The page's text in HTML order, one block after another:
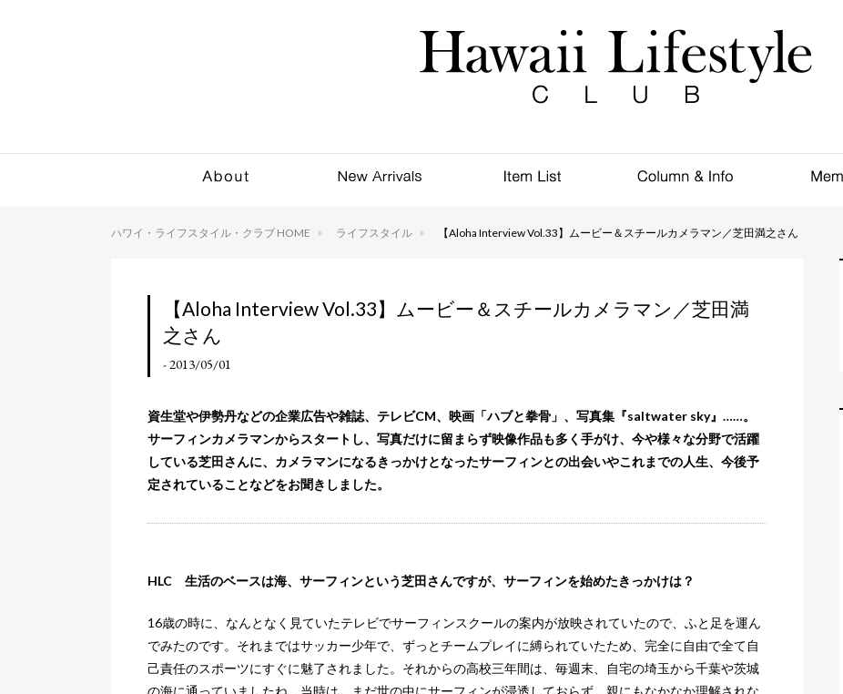
ハワイ・ライフスタイル・クラブ HOME ライフスタイル 【Aloha Interview Vol.33】ムービー＆スチールカメラマン／芝田満之さん
【Aloha Interview Vol.33】ムービー＆スチールカメラマン／芝田満
之さん
- 2013/05/01
資生堂や伊勢丹などの企業広告や雑誌、テレビCM、映画「ハブと拳骨」、写真集『saltwater sky』……。
サーフィンカメラマンからスタートし、写真だけに留まらず映像作品も多く手がけ、今や様々な分野で活躍
している芝田さんに、カメラマンになるきっかけとなったサーフィンとの出会いやこれまでの人生、今後予
定されていることなどをお聞きしました。
HLC 生活のベースは海、サーフィンという芝田さんですが、サーフィンを始めたきっかけは？
16歳の時に、なんとなく見ていたテレビでサーフィンスクールの案内が放映されていたので、ふと足を運ん
でみたのです。それまではサッカー少年で、ずっとチームプレイに縛られていたため、完全に自由で全て自
己責任のスポーツにすぐに魅了されました。それからの高校三年間は、毎週末、自宅の埼玉から千葉や茨城
の海に通っていましたね。当時は、まだ世の中にサーフィンが浸透しておらず、親にもなかなか理解されな